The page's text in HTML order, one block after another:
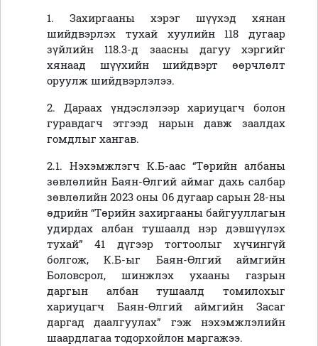
1. Захиргааны хэрэг шүүхэд хянан
шийдвэрлэх тухай хуулийн 118 дугаар
зүйлийн 118.3-д заасны дагуу хэргийг
хянаад шүүхийн шийдвэрт өөрчлөлт
оруулж шийдвэрлэлээ.
2. Дараах үндэслэлээр хариуцагч болон
гуравдагч этгээд нарын давж заалдах
гомдлыг хангав.
2.1. Нэхэмжлэгч К.Б-аас “Төрийн албаны
зөвлөлийн Баян-Өлгий аймаг дахь салбар
зөвлөлийн 2023 оны 06 дугаар сарын 28-ны
өдрийн “Төрийн захиргааны байгууллагын
удирдах албан тушаалд нэр дэвшүүлэх
тухай” 41 дүгээр тогтоолыг хүчингүй
болгож, К.Б-ыг Баян-Өлгий аймгийн
Боловсрол, шинжлэх ухааны газрын
даргын албан тушаалд томилохыг
хариуцагч Баян-Өлгий аймгийн Засаг
даргад даалгуулах” гэж нэхэмжлэлийн
шаардлагаа тодорхойлон маргажээ.